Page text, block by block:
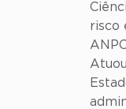
risco